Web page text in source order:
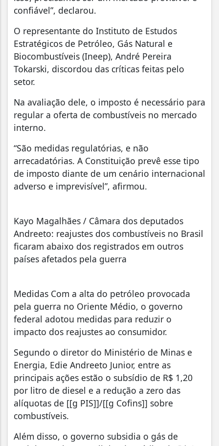
confiável”, declarou.
O representante do Instituto de Estudos
Estratégicos de Petróleo, Gás Natural e
Biocombustíveis (Ineep), André Pereira
Tokarski, discordou das críticas feitas pelo
setor.
Na avaliação dele, o imposto é necessário para
regular a oferta de combustíveis no mercado
interno.
“São medidas regulatórias, e não
arrecadatórias. A Constituição prevê esse tipo
de imposto diante de um cenário internacional
adverso e imprevisível”, afirmou.
Kayo Magalhães / Câmara dos deputados
Andreeto: reajustes dos combustíveis no Brasil
ficaram abaixo dos registrados em outros
países afetados pela guerra
Medidas Com a alta do petróleo provocada
pela guerra no Oriente Médio, o governo
federal adotou medidas para reduzir o
impacto dos reajustes ao consumidor.
Segundo o diretor do Ministério de Minas e
Energia, Edie Andreeto Junior, entre as
principais ações estão o subsídio de R$ 1,20
por litro de diesel e a redução a zero das
alíquotas de [[g PIS]]/[[g Cofins]] sobre
combustíveis.
Além disso, o governo subsidia o gás de